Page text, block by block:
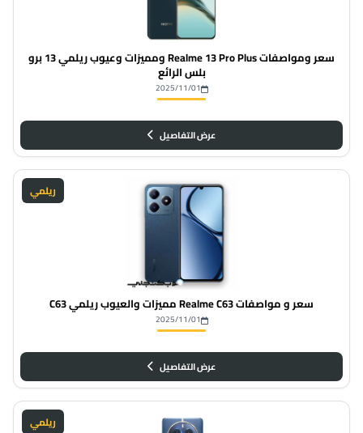
سعر ومواصفات Realme 13 Pro Plus ومميزات وعيوب ريلمي 13 برو
بلس الرائع
2025/11/01
عرض التفاصيل
ريلمي
سعر و مواصفات Realme C63 مميزات والعيوب ريلمي C63
2025/11/01
عرض التفاصيل
ريلمي